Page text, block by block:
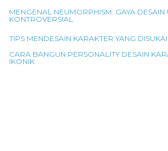
MENGENAL NEUMORPHISM: GAYA DESAIN
KONTROVERSIAL
TIPS MENDESAIN KARAKTER YANG
CARA BANGUN PERSONALITY DESAIN
IKONIK